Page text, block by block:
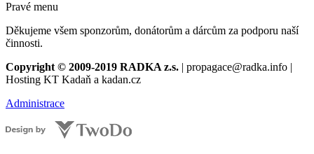
Pravé menu
Děkujeme všem sponzorům, donátorům a dárcům za podporu naší
činnosti.
Copyright © 2009-2019 RADKA z.s. | propagace@radka.info |
Hosting KT Kadaň a kadan.cz
Administrace